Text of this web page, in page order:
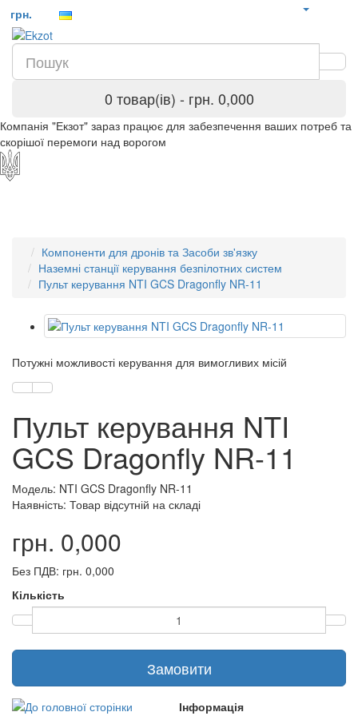
грн.
0 товар(ів) - грн. 0,000
Компанія "Екзот" зараз працює для забезпечення ваших потреб та
скорішої перемоги над ворогом
Компоненти для дронів та Засоби зв'язку
Наземні станції керування безпілотних систем
Пульт керування NTI GCS Dragonfly NR-11
Потужні можливості керування для вимогливих місій
Пульт керування NTI
GCS Dragonfly NR-11
Модель: NTI GCS Dragonfly NR-11
Наявність: Товар відсутній на складі
грн. 0,000
Без ПДВ: грн. 0,000
Кількість
Замовити
Інформація